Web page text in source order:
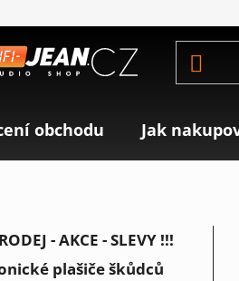
obchodu Jak
- AKCE - SLEVY !!!
plašiče škůdců